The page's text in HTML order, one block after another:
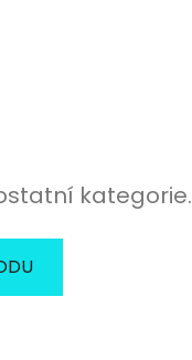
kategorie.